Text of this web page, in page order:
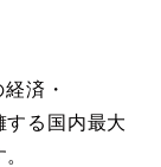
済・
る国内最大